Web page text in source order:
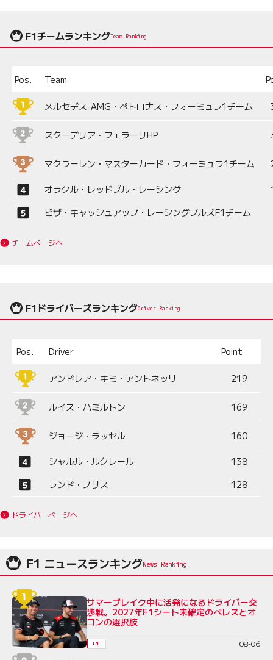
F1チームランキングTeam Ranking
Pos. Team
メルセデス-AMG・ペトロナス・フォーミュラ1チーム
スクーデリア・フェラーリHP
マクラーレン・マスターカード・フォーミュラ1チーム
オラクル・レッドブル・レーシング
ビザ・キャッシュアップ・レーシングブルズF1チーム
チームページへ
F1ドライバーズランキングDriver Ranking
Pos. Driver Point
アンドレア・キミ・アントネッリ 219
ルイス・ハミルトン 169
ジョージ・ラッセル 160
シャルル・ルクレール
138
ランド・ノリス
128
ドライバーページへ
F1 ニュースランキング
サマーブレイク中に活発になるドライバー交
渉戦。2027年F1シート未確定のペレスとオ
コンの選択肢
F1 08-06